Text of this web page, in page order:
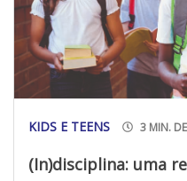
KIDS E TEENS 3 MIN.
(In)disciplina: uma